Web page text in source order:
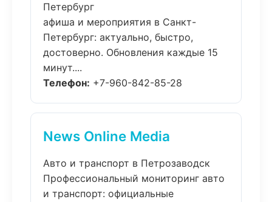
Петербург
афиша и мероприятия в Санкт-
Петербург: актуально, быстро,
достоверно. Обновления каждые 15
минут....
Телефон: +7-960-842-85-28
News Online Media
Авто и транспорт в Петрозаводск
Профессиональный мониторинг авто
и транспорт: официальные